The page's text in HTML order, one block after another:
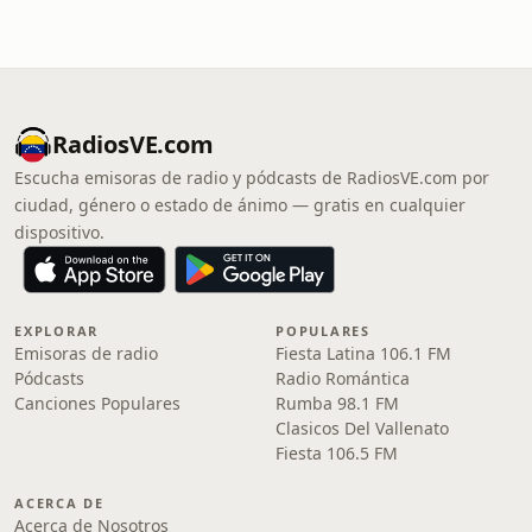
RadiosVE.com
Escucha emisoras de radio y pódcasts de RadiosVE.com por
ciudad, género o estado de ánimo — gratis en cualquier
dispositivo.
EXPLORAR
Emisoras de radio
Pódcasts
Canciones Populares
POPULARES
Fiesta Latina 106.1 FM
Radio Romántica
Rumba 98.1 FM
Clasicos Del Vallenato
Fiesta 106.5 FM
ACERCA DE
Acerca de Nosotros